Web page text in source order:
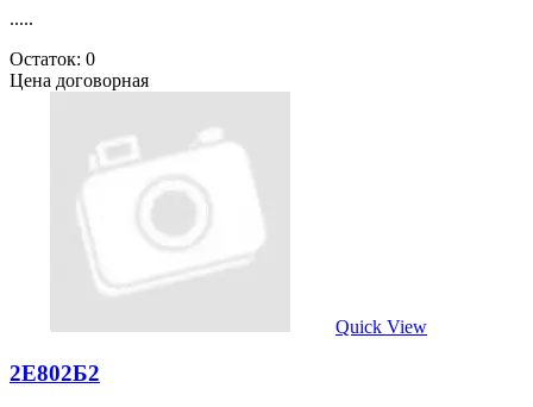
.....
Остаток: 0
Цена договорная
Quick View
2Е802Б2